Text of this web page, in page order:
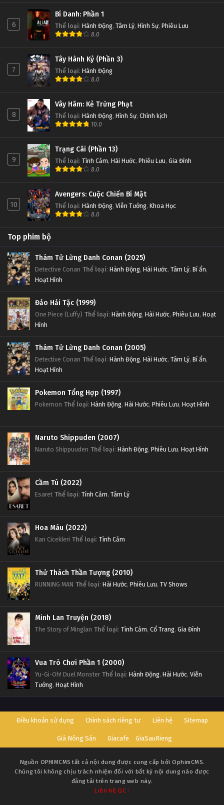
6
Bí Danh: Phần 1
Thể loại: Hành Động, Tâm Lý, Hình Sự, Phiêu Lưu
8.0
7
Tây Hành Kỷ (Phần 3)
Thể loại: Hành Động
8.0
8
Vây Hãm: Kẻ Trừng Phạt
Thể loại: Hành Động, Hình Sự, Chính kịch
10.0
9
Trạng Cãi (Phần 13)
Thể loại: Tình Cảm, Hài Hước, Phiêu Lưu, Gia Đình
8.0
10
Avengers: Cuộc Chiến Bí Mật
Thể loại: Hành Động, Viễn Tưởng, Khoa Học
8.0
Top phim bộ
Thám Tử Lừng Danh Conan (2025)
Detective Conan Thể loại: Hành Động, Hài Hước, Tâm Lý, Bí ẩn,
Hoạt Hình
Đảo Hải Tặc (1999)
One Piece (Luffy) Thể loại: Hành Động, Hài Hước, Phiêu Lưu, Hoạt
Hình
Thám Tử Lừng Danh Conan (2005)
Detective Conan Thể loại: Hành Động, Hài Hước, Tâm Lý, Bí ẩn,
Hoạt Hình
Pokemon Tổng Hợp (1997)
Pokemon Thể loại: Hành Động, Hài Hước, Phiêu Lưu, Hoạt Hình
Naruto Shippuden (2007)
Naruto Shippuuden Thể loại: Hành Động, Phiêu Lưu, Hoạt Hình
Cầm Tù (2022)
Esaret Thể loại: Tình Cảm, Tâm Lý
Hoa Máu (2022)
Kan Cicekleri Thể loại: Tình Cảm
Thử Thách Thần Tượng (2010)
RUNNING MAN Thể loại: Hài Hước, Phiêu Lưu, TV Shows
Minh Lan Truyện (2018)
The Story of Minglan Thể loại: Tình Cảm, Cổ Trang, Gia Đình
Vua Trò Chơi Phần 1 (2000)
Yu-Gi-Oh! Duel Monster Thể loại: Hành Động, Hài Hước, Viễn
Tưởng, Hoạt Hình
Điều khoản sử dụng Chính sách riêng tư Liên hệ Sitemap
Giá Nông Sản Giacafe GiaSauRieng
Nguồn OPHIMCMS tất cả nội dung được cung cấp bởi OphimCMS.
Chúng tôi không chịu trách nhiệm đối với bất kỳ nội dung nào được
đăng tải trên trang web này.
Liên hệ QC :